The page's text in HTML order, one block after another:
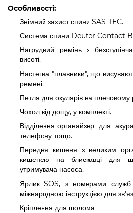
Особливості:
Знімний захист спини SAS-TEC.
Система спини Deuter Contact
Нагрудний ремінь з
висоті.
Настегна "плавники", що
ремені.
Петля для окулярів на плечовому
Чохол від дощу, у комплекті.
Відділення-органайзер для
телефону тощо.
Передня кишеня з великим
кишенею на блискавці для
утримувача насоса.
Ярлик SOS, з номерами служб
міжнародною інструкцією для
Кріплення для шолома